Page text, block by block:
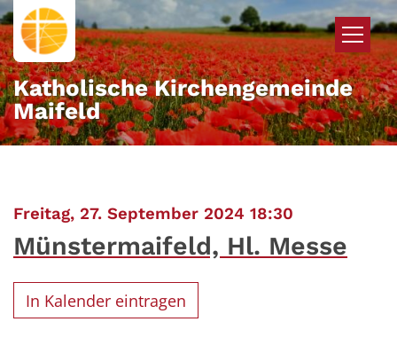
Zum Inhalt springen
Katholische Kirchengemeinde
Maifeld
Freitag, 27. September 2024 18:30
Münstermaifeld, Hl. Messe
In Kalender eintragen